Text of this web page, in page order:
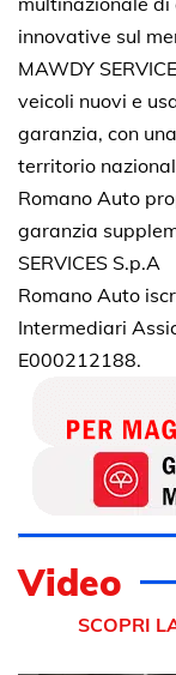
innovative sul
MAWDY
veicoli nuovi e
garanzia, con
territorio
Romano Auto
garanzia
SERVICES S.p.A
Romano Auto
Intermediari
E000212188.
Video
SCOPRI